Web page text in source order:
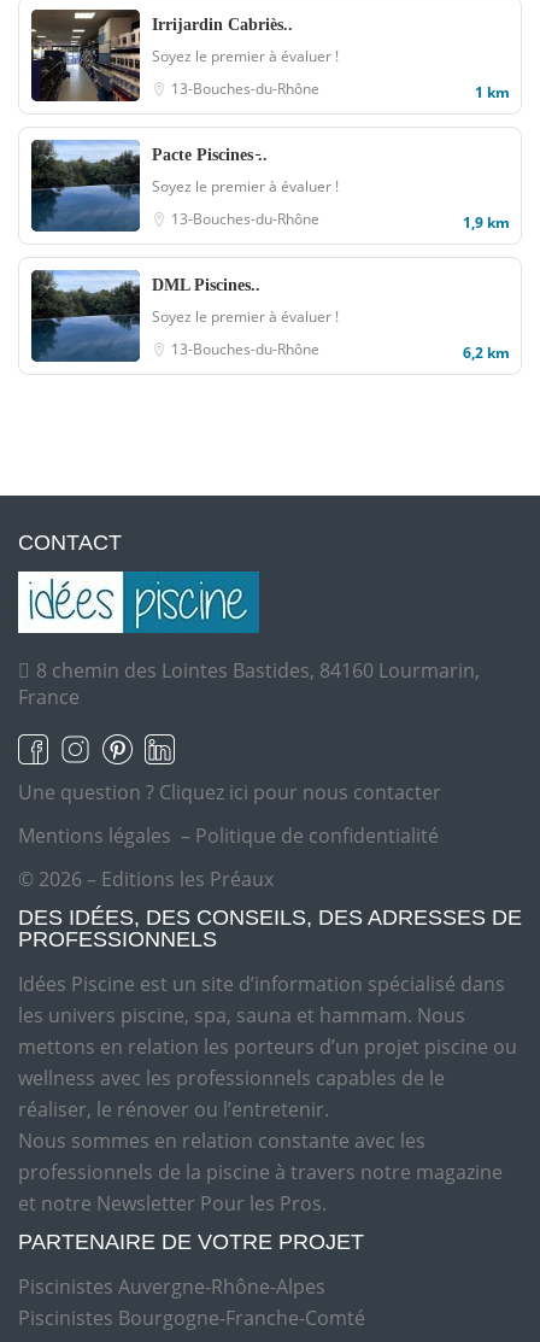
Irrijardin Cabriès..
Soyez le premier à évaluer !
13-Bouches-du-Rhône
1 km
Pacte Piscines ̵..
Soyez le premier à évaluer !
13-Bouches-du-Rhône
1,9 km
DML Piscines..
Soyez le premier à évaluer !
13-Bouches-du-Rhône
6,2 km
CONTACT
8 chemin des Lointes Bastides, 84160 Lourmarin,
France
Une question ? Cliquez ici pour nous contacter
Mentions légales – Politique de confidentialité
© 2026 – Editions les Préaux
DES IDÉES, DES CONSEILS, DES ADRESSES DE
PROFESSIONNELS
Idées Piscine est un site d’information spécialisé dans
les univers piscine, spa, sauna et hammam. Nous
mettons en relation les porteurs d’un projet piscine ou
wellness avec les professionnels capables de le
réaliser, le rénover ou l’entretenir.
Nous sommes en relation constante avec les
professionnels de la piscine à travers notre magazine
et notre Newsletter Pour les Pros.
PARTENAIRE DE VOTRE PROJET
Piscinistes Auvergne-Rhône-Alpes
Piscinistes Bourgogne-Franche-Comté